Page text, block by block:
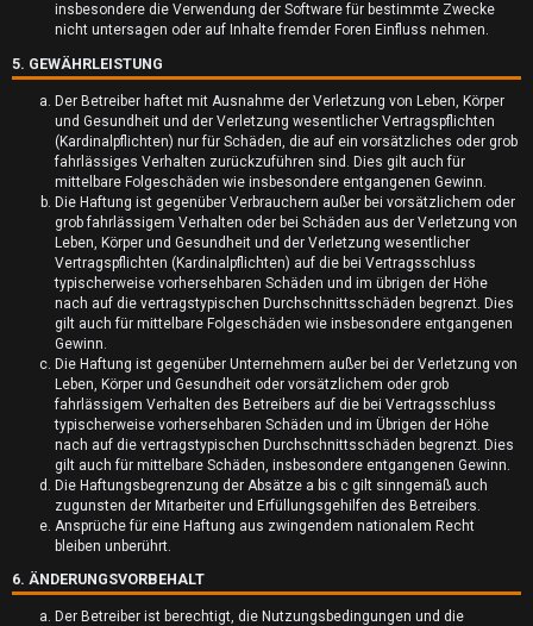
n
insbesondere die Verwendung der Software für bestimmte Zwecke
nicht untersagen oder auf Inhalte fremder Foren Einfluss nehmen.
5. GEWÄHRLEISTUNG
Der Betreiber haftet mit Ausnahme der Verletzung von Leben, Körper
und Gesundheit und der Verletzung wesentlicher Vertragspflichten
(Kardinalpflichten) nur für Schäden, die auf ein vorsätzliches oder grob
fahrlässiges Verhalten zurückzuführen sind. Dies gilt auch für
mittelbare Folgeschäden wie insbesondere entgangenen Gewinn.
Die Haftung ist gegenüber Verbrauchern außer bei vorsätzlichem oder
grob fahrlässigem Verhalten oder bei Schäden aus der Verletzung von
Leben, Körper und Gesundheit und der Verletzung wesentlicher
Vertragspflichten (Kardinalpflichten) auf die bei Vertragsschluss
typischerweise vorhersehbaren Schäden und im übrigen der Höhe
nach auf die vertragstypischen Durchschnittsschäden begrenzt. Dies
gilt auch für mittelbare Folgeschäden wie insbesondere entgangenen
Gewinn.
Die Haftung ist gegenüber Unternehmern außer bei der Verletzung von
Leben, Körper und Gesundheit oder vorsätzlichem oder grob
fahrlässigem Verhalten des Betreibers auf die bei Vertragsschluss
typischerweise vorhersehbaren Schäden und im Übrigen der Höhe
nach auf die vertragstypischen Durchschnittsschäden begrenzt. Dies
gilt auch für mittelbare Schäden, insbesondere entgangenen Gewinn.
Die Haftungsbegrenzung der Absätze a bis c gilt sinngemäß auch
zugunsten der Mitarbeiter und Erfüllungsgehilfen des Betreibers.
Ansprüche für eine Haftung aus zwingendem nationalem Recht
bleiben unberührt.
6. ÄNDERUNGSVORBEHALT
Der Betreiber ist berechtigt, die Nutzungsbedingungen und die